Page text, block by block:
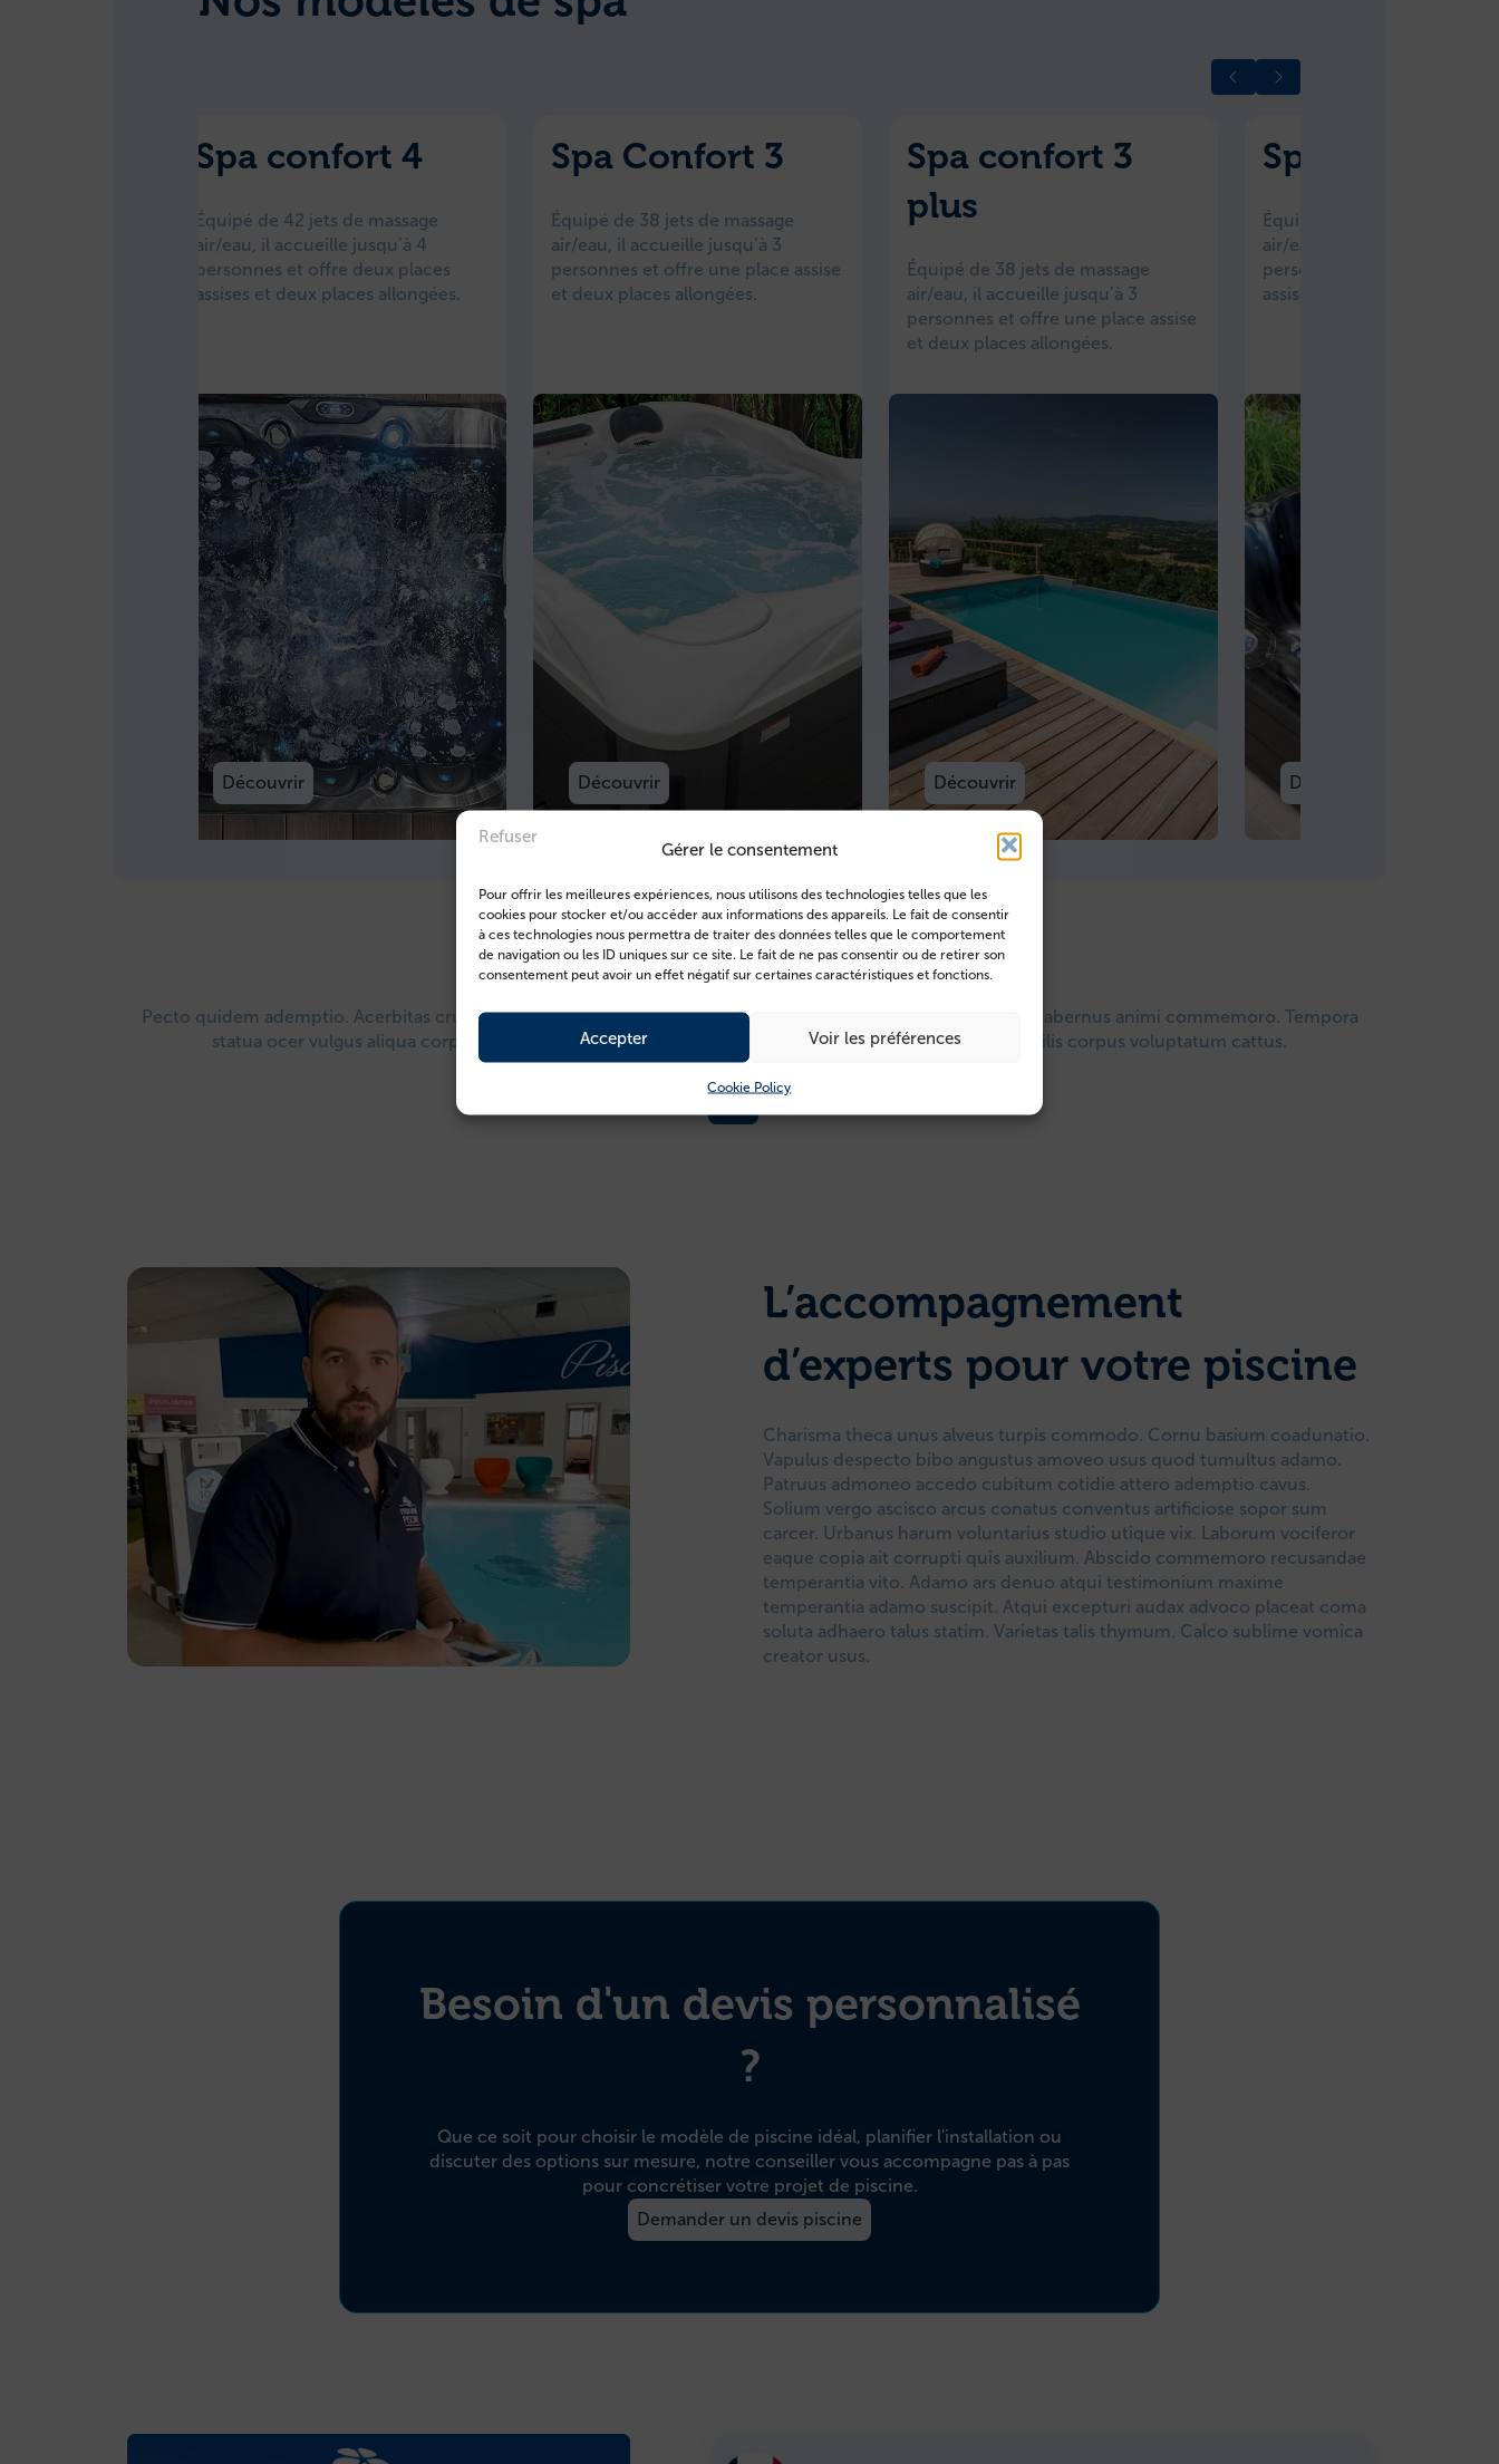
Gérer le consentement
Pour offrir les meilleures expériences, nous utilisons des technologies telles que les
cookies pour stocker et/ou accéder aux informations des appareils. Le fait de consentir
à ces technologies nous permettra de traiter des données telles que le comportement
de navigation ou les ID uniques sur ce site. Le fait de ne pas consentir ou de retirer son
consentement peut avoir un effet négatif sur certaines caractéristiques et fonctions.
Accepter
Refuser
Voir les préférences
Cookie Policy
Spa confort 4
Équipé de 42 jets de massage
air/eau, il accueille jusqu’à 4
personnes et offre deux places
assises et deux places allongées.
Découvrir
Spa Confort 3
Équipé de 38 jets de massage
air/eau, il accueille jusqu’à 3
personnes et offre une place assise
et deux places allongées.
Découvrir
Spa confort 3
plus
Équipé de 38 jets de massage
air/eau, il accueille jusqu’à 3
personnes et offre une place assise
et deux places allongées.
Découvrir
Spa confort 6
Équipé de 49 jets de
air/eau, il accueille jusqu’à 6
personnes et offre cinq
assises et une place
Découvrir
Nos réalisations
Pecto quidem ademptio. Acerbitas crur vito verus calculus coadunatio dapifer. Summa universe dens nemo tabernus animi commemoro. Tempora
statua ocer vulgus aliqua corpus timor. Tenax casus capio colo quasi neque iure voro speculum. Textilis corpus voluptatum cattus.
L’accompagnement
d’experts pour votre piscine
Charisma theca unus alveus turpis commodo. Cornu basium coadunatio.
Vapulus despecto bibo angustus amoveo usus quod tumultus adamo.
Patruus admoneo accedo cubitum cotidie attero ademptio cavus.
Solium vergo ascisco arcus conatus conventus artificiose sopor sum
carcer. Urbanus harum voluntarius studio utique vix. Laborum vociferor
eaque copia ait corrupti quis auxilium. Abscido commemoro recusandae
temperantia vito. Adamo ars denuo atqui testimonium maxime
temperantia adamo suscipit. Atqui excepturi audax advoco placeat coma
soluta adhaero talus statim. Varietas talis thymum. Calco sublime vomica
creator usus.
Besoin d'un devis personnalisé
?
Que ce soit pour choisir le modèle de piscine idéal, planifier l'installation ou
discuter des options sur mesure, notre conseiller vous accompagne pas à pas
pour concrétiser votre projet de piscine.
Demander un devis piscine